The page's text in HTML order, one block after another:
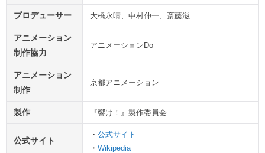
プロデューサー 大橋永晴、中村伸一、斎藤滋
アニメーション
制作協力
アニメーションDo
アニメーション
制作
京都アニメーション
製作 『響け！』製作委員会
公式サイト
・ 公式サイト
・ Wikipedia